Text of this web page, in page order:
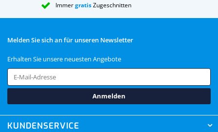
ImmergratisZugeschnitten
Melden Sie sich an für unseren Newsletter
Erhalten Sie unsere neuesten Angebote
Anmelden
KUNDENSERVICE